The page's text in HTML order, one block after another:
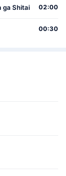
ga Shitai 02:00
00:30